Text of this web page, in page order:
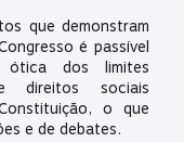
que demonstram
é passível
dos limites
direitos sociais
o que
e de debates.